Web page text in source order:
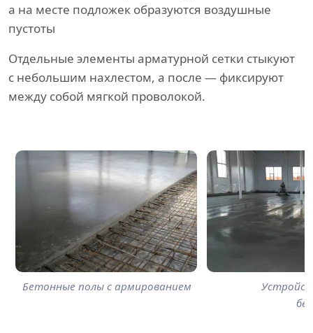
а на месте подложек образуются воздушные
пустоты
Отдельные элементы арматурной сетки стыкуют
с небольшим нахлестом, а после — фиксируют
между собой мягкой проволокой.
Бетонные полы с армированием